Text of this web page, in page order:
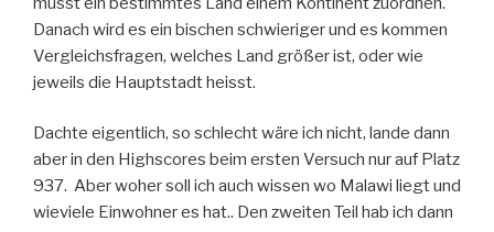
Danach wird es ein bischen schwieriger und es kommen
Vergleichsfragen, welches Land größer ist, oder wie
jeweils die Hauptstadt heisst.
Dachte eigentlich, so schlecht wäre ich nicht, lande dann
aber in den Highscores beim ersten Versuch nur auf Platz
937. Aber woher soll ich auch wissen wo Malawi liegt und
wieviele Einwohner es hat.. Den zweiten Teil hab ich dann